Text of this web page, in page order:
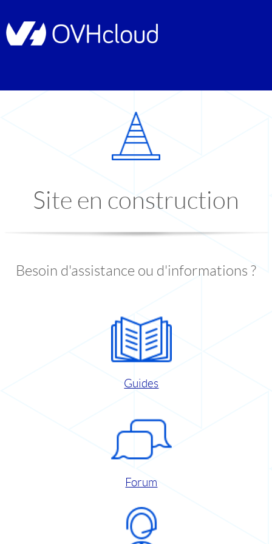
Site en construction
Besoin d'assistance ou d'informations ?
Guides
Forum